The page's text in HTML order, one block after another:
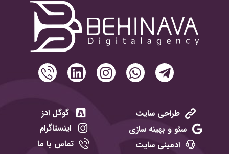
طراحی سایت
سئو و بهینه سازی
ادمینی سایت
گوگل ادز
اینستاگرام
تماس با ما